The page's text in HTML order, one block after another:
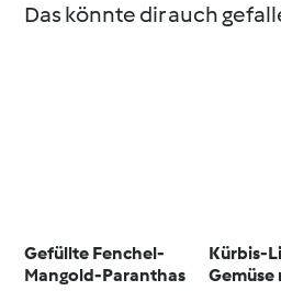
Das könnte dir auch
Gefüllte Fenchel-
Mangold-Paranthas
Kürbis-